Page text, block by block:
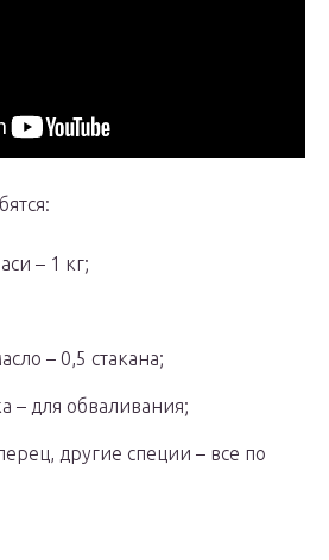
– 1 кг;
– 0,5 стакана;
– для обваливания;
другие специи – все по